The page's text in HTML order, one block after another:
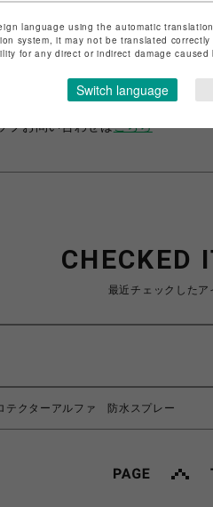
プ名
ビーバー
取引法など法令に基づく表記は
こ
プお問い合わせはこちら
CHECKED
最近チェックしたア
テクターアルファ 防水スプレー
language using the automatic
system, it may not be translated
for any direct or indirect damage
Switch language